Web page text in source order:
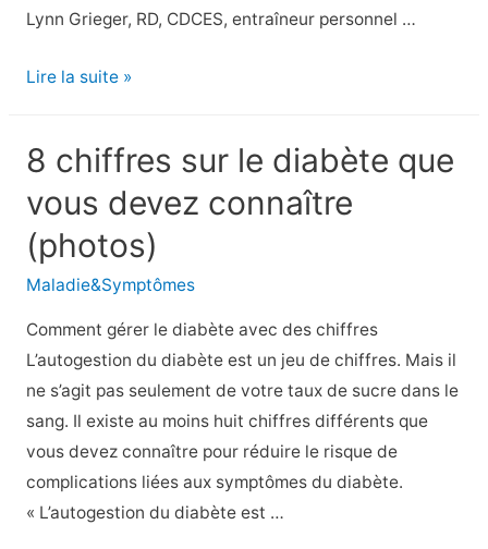
Lynn Grieger, RD, CDCES, entraîneur personnel …
10
qui
font
monter
la
glycémie
en
flèche
Lire la suite »
8 chiffres sur le diabète que
vous devez connaître
(photos)
Maladie&Symptômes
Comment gérer le diabète avec des chiffres
L’autogestion du diabète est un jeu de chiffres. Mais il
ne s’agit pas seulement de votre taux de sucre dans le
sang. Il existe au moins huit chiffres différents que
vous devez connaître pour réduire le risque de
complications liées aux symptômes du diabète.
« L’autogestion du diabète est …